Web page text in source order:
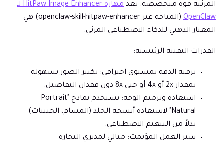
المرئية قوة متخصصة. تعد
مهارة HitPaw Image Enhancer لـ
OpenClaw
(المتاحة عبر openclaw-skill-hitpaw-enhancer) هي
المعيار الذهبي للذكاء الاصطناعي المرئي.
القدرات التقنية الرئيسية:
ترقية الدقة بمستوى احترافي: تكبير الصور بسهولة
بمقدار 2x أو 4x أو حتى 8x دون فقدان التفاصيل.
استعادة وترميم الوجه: يستخدم نماذج "Portrait
Natural" لاستعادة أنسجة الجلد (المسام، الحبيبات)
بدلاً من التنعيم الاصطناعي.
سير العمل المؤتمت: مثالي لمديري التجارة